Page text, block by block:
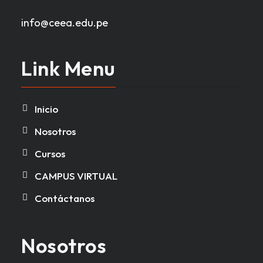
info@ceea.edu.pe
Link Menu
Inicio
Nosotros
Cursos
CAMPUS VIRTUAL
Contáctanos
Nosotros